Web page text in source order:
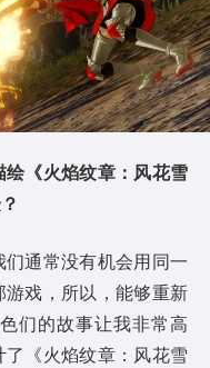
《火焰纹章：风花雪
通常没有机会用同一
戏，所以，能够重新
们的故事让我非常高
《火焰纹章：风花雪